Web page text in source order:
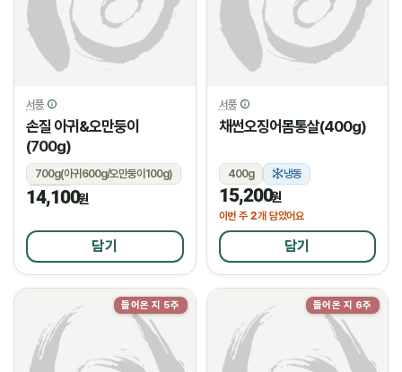
서풍
손질 아귀&오만둥이
(700g)
700g(아귀600g/오만둥이100g)
냉동
14,100원
담기
서풍
채썬오징어몸통살(400g)
400g 냉동
15,200원
이번 주 2개 담았어요
담기
들어온 지 5주 들어온 지 6주